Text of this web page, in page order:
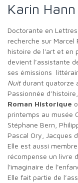
Karin Hann
Doctorante en
recherche sur
histoire de l'art et en
devient l’assistante
ses émissions
Nuitdurant quatorze
Passionnée
Roman Historique
printemps au musée
Stéphane Bern,
Pascal Ory, Jacques
Elle est aussi
récompense un livre
l'imaginaire de
Elle fait partie de